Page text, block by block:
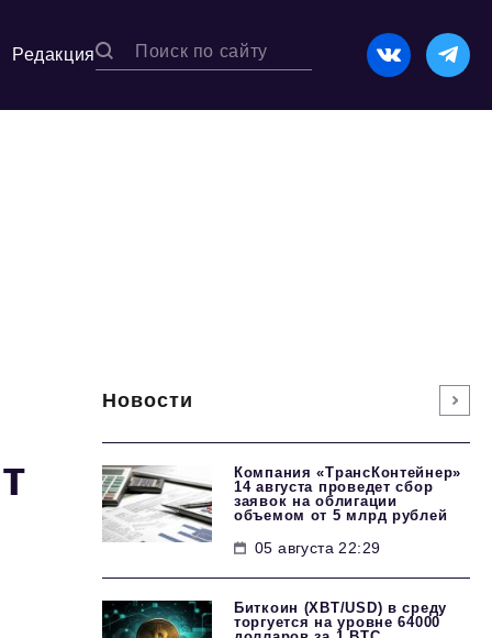
Редакция
Новости
Компания «ТрансКонтейнер»
14 августа проведет сбор
заявок на облигации
объемом от 5 млрд рублей
05 августа 22:29
Биткоин (XBT/USD) в среду
торгуется на уровне 64000